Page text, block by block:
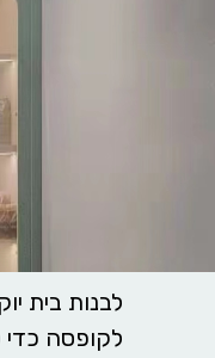
לבנות בית
לקופסה כדי